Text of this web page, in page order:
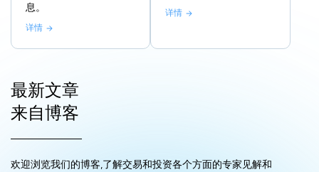
息。
详情
详情
最新文章
来自博客
欢迎浏览我们的博客,了解交易和投资各个方面的专家见解和